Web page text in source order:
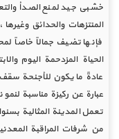
خشبي جيد لمنع الصدأ
المنتزهات والحدائق
فإنها تضيف جمالاً خاصاً
الحياة المزدحمة اليوم
عادةً ما يكون للأجنحة
عبارة عن ركيزة مناسبة لنمو
تعمل المدينة المثالية
من شرفات المراقبة